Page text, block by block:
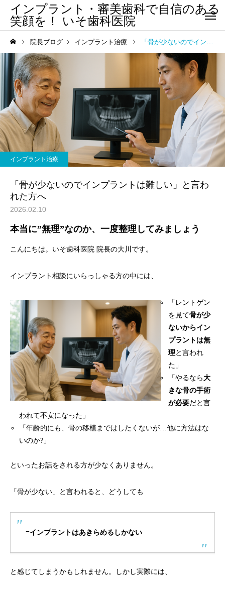
インプラント・審美歯科で自信のある
笑顔を！ いそ歯科医院
院長ブログ インプラント治療 「骨が少ないのでインプラントは難しい」と言われた方へ
インプラント治療
「骨が少ないのでインプラントは難しい」と言わ
れた方へ
2026.02.10
本当に”無理”なのか、一度整理してみましょう
こんにちは。いそ歯科医院 院長の大川です。
インプラント相談にいらっしゃる方の中には、
「レントゲン
を見て骨が少
ないからイン
プラントは無
理と言われ
た」
「やるなら大
きな骨の手術
が必要だと言
われて不安になった」
「年齢的にも、骨の移植まではしたくないが…他に方法はな
いのか?」
といったお話をされる方が少なくありません。
「骨が少ない」と言われると、どうしても
=インプラントはあきらめるしかない
と感じてしまうかもしれません。しかし実際には、